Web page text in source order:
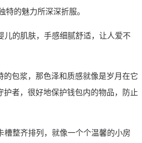
的魅力所深深折服。
儿的肌肤，手感细腻舒适，让人爱不
包浆，那色泽和质感就像是岁月在它
者，很好地保护钱包内的物品，防止
槽整齐排列，就像一个个温馨的小房